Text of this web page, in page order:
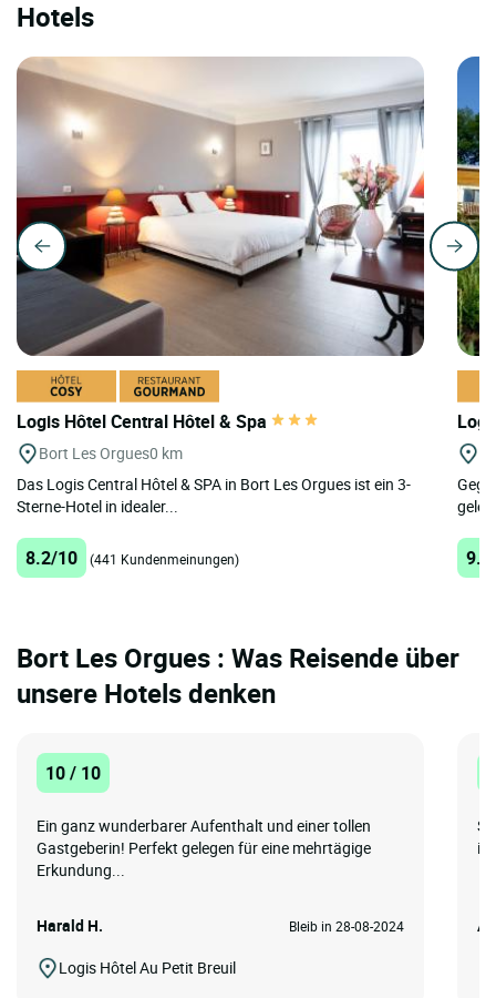
Hotels
Logis Hôtel Central Hôtel & Spa
Bort Les Orgues0 km
Das Logis Central Hôtel & SPA in Bort Les Orgues ist ein 3-
Sterne-Hotel in idealer...
8.2/10 (441 Kundenmeinungen)
Bort Les Orgues : Was Reisende über
unsere Hotels denken
10 / 10
Ein ganz wunderbarer Aufenthalt und einer tollen
Gastgeberin! Perfekt gelegen für eine mehrtägige
Erkundung...
Harald H. Bleib in 28-08-2024
Logis Hôtel Au Petit Breuil